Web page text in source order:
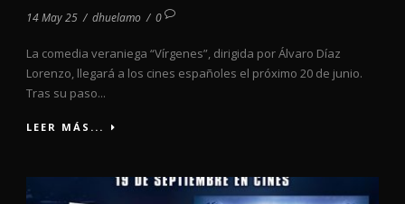
14 May 25 / dhuelamo / 0
La comedia veraniega “Vírgenes”, dirigida por Álvaro Díaz
Lorenzo, llegará a los cines españoles el próximo 20 de junio.
Tras su paso...
LEER MÁS...